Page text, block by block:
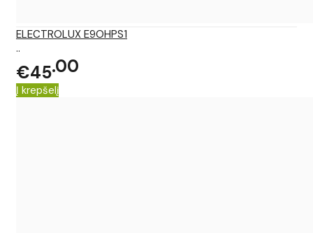
ELECTROLUX E9OHPS1
..
€4500
Į krepšelį